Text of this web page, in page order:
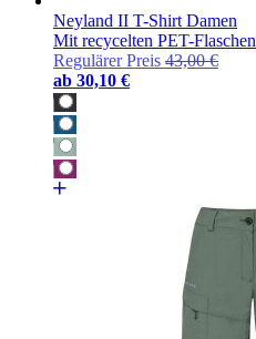
Neyland II T-Shirt Damen
Mit recycelten PET-Flaschen
Regulärer Preis 43,00 €
ab 30,10 €